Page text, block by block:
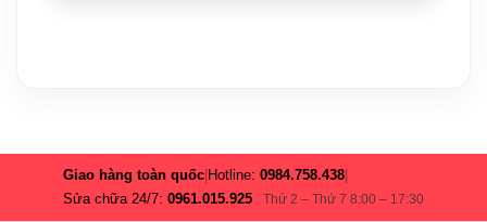
Giao hàng toàn quốc Hotline:0984.758.438
Sửa chữa 24/7:0961.015.925 Thứ 2 – Thứ 7 8:00 – 17:30